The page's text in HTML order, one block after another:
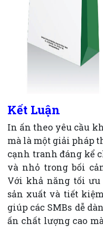
Kết Luận
In ấn theo yêu cầu
mà là một giải pháp
cạnh tranh đáng kể
và nhỏ trong bối
Với khả năng tối
sản xuất và tiết
giúp các SMBs dễ
ấn chất lượng cao